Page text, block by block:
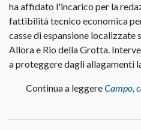
ha affidato l'incarico per la
fattibilità tecnico economica
casse di espansione localizzate
Allora e Rio della Grotta.
a proteggere dagli allagamenti
Continua a leggereCampo,